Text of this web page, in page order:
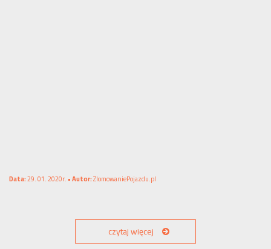
Data:29. 01. 2020r. •Autor:ZlomowaniePojazdu.pl
czytaj więcej